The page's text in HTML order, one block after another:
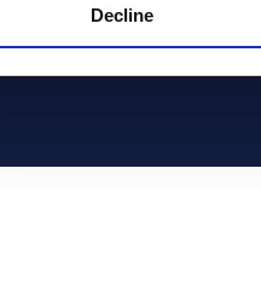
Decline
Arantxa Lozano